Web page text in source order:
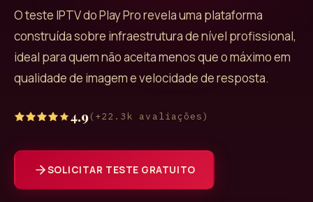
O teste IPTV do Play Pro revela uma plataforma
construída sobre infraestrutura de nível profissional,
ideal para quem não aceita menos que o máximo em
qualidade de imagem e velocidade de resposta.
4.9(+22.3k avaliações)
SOLICITAR TESTE GRATUITO